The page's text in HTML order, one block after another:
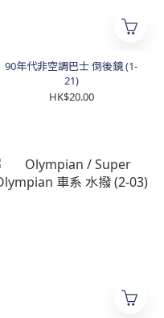
90年代非空調巴士 倒後鏡 (1-
21)
HK$20.00